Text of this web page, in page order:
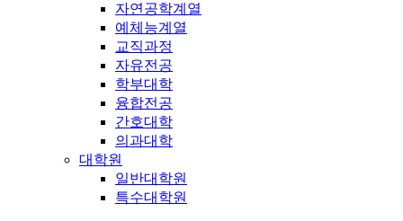
자연공학계열
예체능계열
교직과정
자유전공
학부대학
융합전공
간호대학
의과대학
대학원
일반대학원
특수대학원